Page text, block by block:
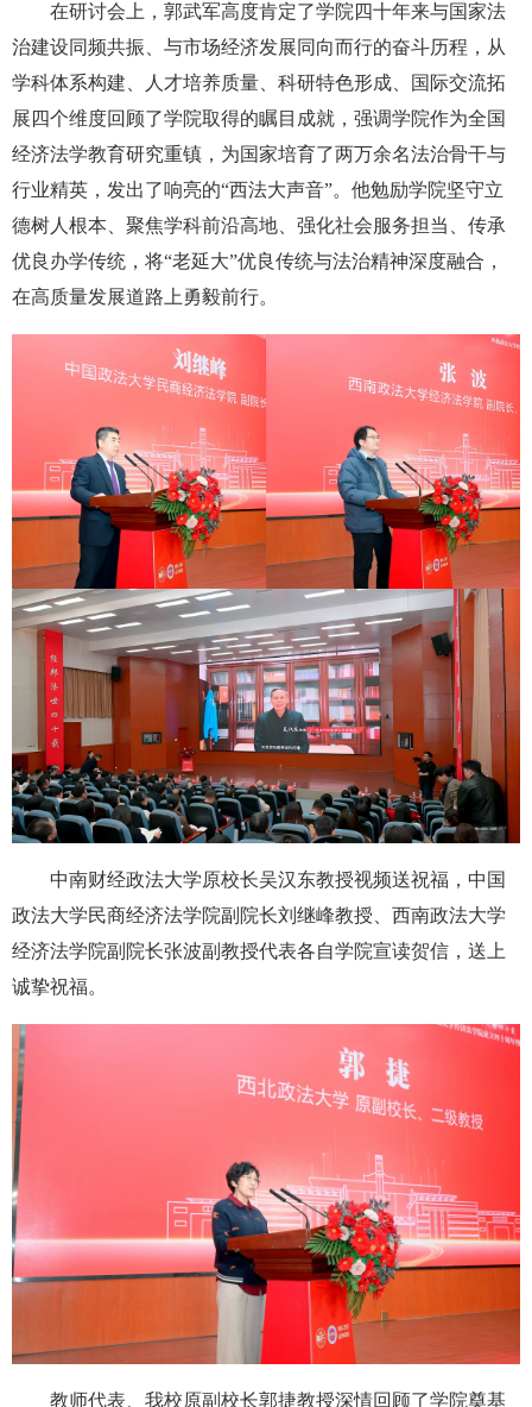
在研讨会上，郭武军高度肯定了学院四十年来与国家法
治建设同频共振、与市场经济发展同向而行的奋斗历程，从
学科体系构建、人才培养质量、科研特色形成、国际交流拓
展四个维度回顾了学院取得的瞩目成就，强调学院作为全国
经济法学教育研究重镇，为国家培育了两万余名法治骨干与
行业精英，发出了响亮的“西法大声音”。他勉励学院坚守立
德树人根本、聚焦学科前沿高地、强化社会服务担当、传承
优良办学传统，将“老延大”优良传统与法治精神深度融合，
在高质量发展道路上勇毅前行。
中南财经政法大学原校长吴汉东教授视频送祝福，中国
政法大学民商经济法学院副院长刘继峰教授、西南政法大学
经济法学院副院长张波副教授代表各自学院宣读贺信，送上
诚挚祝福。
教师代表、我校原副校长郭捷教授深情回顾了学院奠基